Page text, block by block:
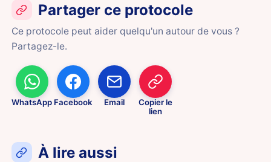
Partager ce protocole
Ce protocole peut aider quelqu'un autour de vous ?
Partagez-le.
WhatsApp Facebook Email
Copier le
lien
À lire aussi